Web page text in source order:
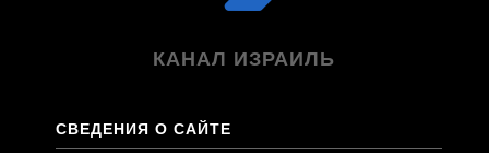
КАНАЛ ИЗРАИЛЬ
СВЕДЕНИЯ О САЙТЕ